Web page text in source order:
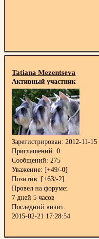
Tatiana Mezentseva
Активный участник
Зарегистрирован: 2012-11-15
Приглашений: 0
Сообщений: 275
Уважение: [+49/-0]
Позитив: [+63/-2]
Провел на форуме:
7 дней 5 часов
Последний визит:
2015-02-21 17:28:54